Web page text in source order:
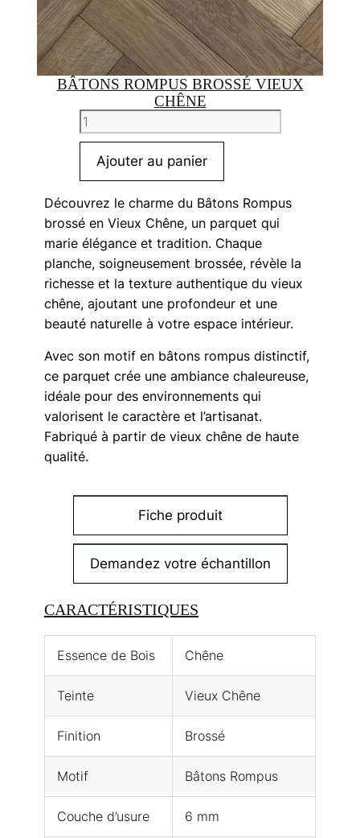
BÂTONS ROMPUS BROSSÉ VIEUX
CHÊNE
quantité
de
Bâtons
Rompus
Brossé
Vieux
chêne
Ajouter au panier
Découvrez le charme du Bâtons Rompus
brossé en Vieux Chêne, un parquet qui
marie élégance et tradition. Chaque
planche, soigneusement brossée, révèle la
richesse et la texture authentique du vieux
chêne, ajoutant une profondeur et une
beauté naturelle à votre espace intérieur.
Avec son motif en bâtons rompus distinctif,
ce parquet crée une ambiance chaleureuse,
idéale pour des environnements qui
valorisent le caractère et l’artisanat.
Fabriqué à partir de vieux chêne de haute
qualité.
Fiche produit
Demandez votre échantillon
CARACTÉRISTIQUES
Essence de Bois Chêne
Teinte Vieux Chêne
Finition Brossé
Motif Bâtons Rompus
Couche d’usure 6 mm